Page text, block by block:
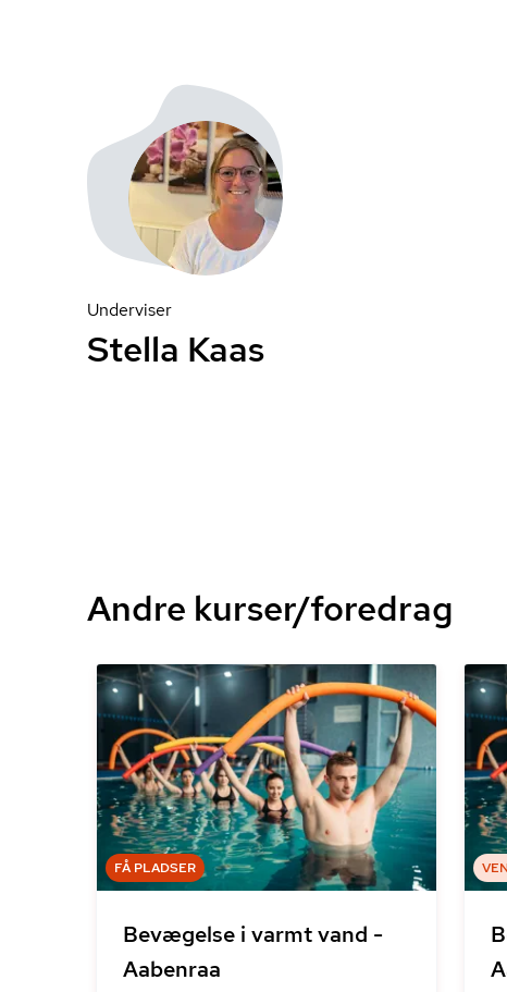
Underviser
Stella Kaas
Andre kurser/foredrag
FÅ PLADSER
Bevægelse i varmt vand -
Aabenraa